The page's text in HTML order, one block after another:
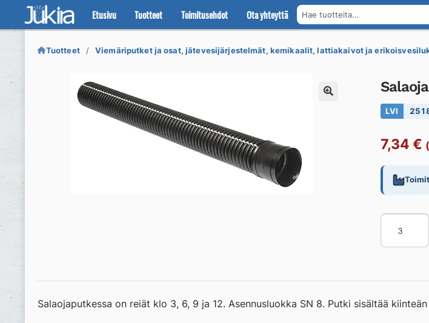
Etusivu Tuotteet Toimitusehdot Ota yhteyttä Hae tuotteita...
Siirry
navigointiin
Siirry
sisältöön
Tuotteet Viemäriputket ja osat, jätevesijärjestelmät, kemikaalit, lattiakaivot ja
LVI
7,34 €
SN8
UPONOR
110/
määrä
Salaojaputkessa on reiät klo 3, 6, 9 ja 12. Asennusluokka SN 8. Putki sisältää